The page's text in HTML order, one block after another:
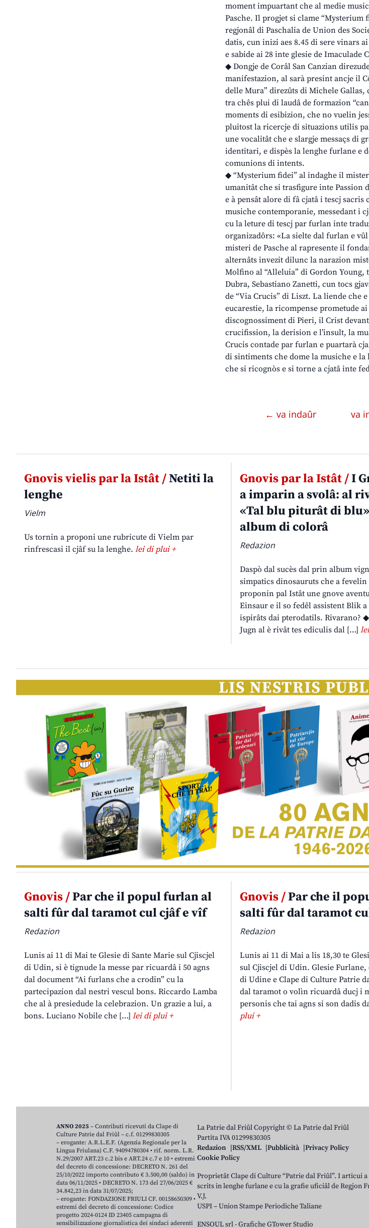
moment impuartant che al medie
Pasche. Il progjet si clame
regjonâl di Paschalia de Union des
datis, cun inizi aes 8.45 di sere vinars
e sabide ai 28 inte glesie de Imaculade
◆ Dongje de Corâl San Canzian
manifestazion, al sarà presint ancje il
delle Mura” direzûts di Michele
tra chês plui di laudâ de formazion
moments di esibizion, che no vuelin
pluitost la ricercje di situazions utilis
une vocalitât che e slargje messaçs di
identitari, e dispès la lenghe furlane e
comunions di intents.
◆ “Mysterium fidei” al indaghe il
umanitât che si trasfigure inte Passion
e à pensât alore di fâ cjatâ i tescj
musiche contemporanie, messedant i
cu la leture di tescj par furlan inte
organizadôrs: «La sielte dal furlan e
misteri de Pasche al rapresente il
alternâts invezit dilunc la narazion
Molfino al “Alleluia” di Gordon
Dubra, Sebastiano Zanetti, cun tocs
de “Via Crucis” di Liszt. La liende che
eucarestie, la ricompense prometude
discognossiment di Pieri, il Crist
crucifission, la derision e l’insult, la
Crucis contade par furlan e puartarà
di sintiments che dome la musiche e
che si ricognòs e si torne a cjatâ inte
← va indaûr va
Gnovis vielis par la Istât /Netiti la
lenghe
Vielm
Us tornin a proponi une rubricute di Vielm par
rinfrescasi il cjâf su la lenghe. lei di plui +
Gnovis par la Istât /I
a imparin a svolâ: al
«Tal blu piturât di
album di colorâ
Redazion
Daspò dal sucès dal prin album
simpatics dinosauruts che a
proponin pal Istât une gnove
Einsaur e il so fedêl assistent Blik
ispirâts dai pterodatils. Rivarano?
Jugn al è rivât tes ediculis dal […]
Gnovis /Par che il popul furlan al
salti fûr dal taramot cul cjâf e vîf
Redazion
Lunis ai 11 di Mai te Glesie di Sante Marie sul Cjiscjel
di Udin, si è tignude la messe par ricuardâ i 50 agns
dal document “Ai furlans che a crodin” cu la
partecipazion dal nestri vescul bons. Riccardo Lamba
che al à presiedude la celebrazion. Un grazie a lui, a
bons. Luciano Nobile che […] lei di plui +
Gnovis /Par che il
salti fûr dal taramot
Redazion
Lunis ai 11 di Mai a lis 18,30 te
sul Cjiscjel di Udin. Glesie
di Udine e Clape di Culture Patrie
dal taramot o volìn ricuardâ ducj i
personis che tai agns si son dadis
plui +
La Patrie dal Friûl Copyright © La Patrie dal Friûl
Partita IVA 01299830305
Redazion
RSS/XML Pubblicità
Privacy Policy
Cookie Policy
Proprietât Clape di Culture “Patrie dal Friûl”. I articui a
scrits in lenghe furlane e cu la grafie uficiâl de Regjon
V.J.
USPI – Union Stampe Periodiche Taliane
ENSOUL srl-Grafiche GTower Studio
ANNO 2025 – Contributi ricevuti da Clape di
Culture Patrie dal Friûl – c.f. 01299830305
– erogante: A.R.L.E.F. (Agenzia Regionale per la
Lingua Friulana) C.F. 94094780304 • rif. norm. L.R.
N.29/2007 ART.23 c.2 bis e ART.24 c.7 e 10 • estremi
del decreto di concessione: DECRETO N. 261 del
25/10/2022 importo contributo € 3.500,00 (saldo) in
data 06/11/2025 • DECRETO N. 173 del 27/06/2025 €
34.842,23 in data 31/07/2025;
– erogante: FONDAZIONE FRIULI CF. 00158650309 •
estremi del decreto di concessione: Codice
progetto 2024-0124 ID 23405 campagna di
sensibilizzazione giornalistica dei sindaci aderenti